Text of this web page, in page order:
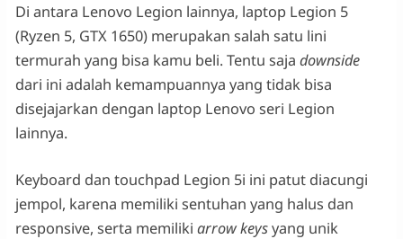
Di antara Lenovo Legion lainnya, laptop Legion 5
(Ryzen 5, GTX 1650) merupakan salah satu lini
termurah yang bisa kamu beli. Tentu saja downside
dari ini adalah kemampuannya yang tidak bisa
disejajarkan dengan laptop Lenovo seri Legion
lainnya.
Keyboard dan touchpad Legion 5i ini patut diacungi
jempol, karena memiliki sentuhan yang halus dan
responsive, serta memiliki arrow keysyang unik